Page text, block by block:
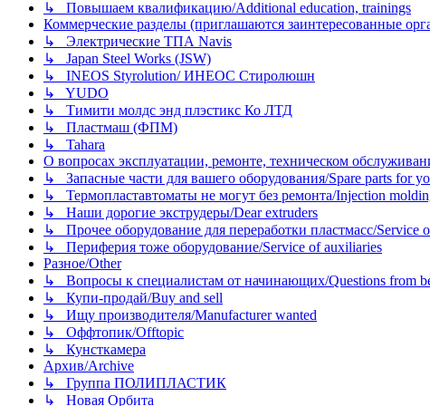
↳ Повышаем квалификацию/Additional education, trainings
Коммерческие разделы (приглашаются заинтересованные
↳ Электрические ТПА Navis
↳ Japan Steel Works (JSW)
↳ INEOS Styrolution/ ИНЕОС Стиролюшн
↳ YUDO
↳ Тимити молдс энд плэстикс Ко ЛТД
↳ Пластмаш (ФПМ)
↳ Tahara
О вопросах эксплуатации, ремонте, техническом
↳ Запасные части для вашего оборудования/Spare parts for
↳ Термопластавтоматы не могут без ремонта/Injection
↳ Наши дорогие экструдеры/Dear extruders
↳ Прочее оборудование для переработки пластмасс/Service
↳ Периферия тоже оборудование/Service of auxiliaries
Разное/Other
↳ Вопросы к специалистам от начинающих/Questions from
↳ Купи-продай/Buy and sell
↳ Ищу производителя/Manufacturer wanted
↳ Оффтопик/Offtopic
↳ Кунсткамера
Архив/Archive
↳ Группа ПОЛИПЛАСТИК
↳ Новая Орбита